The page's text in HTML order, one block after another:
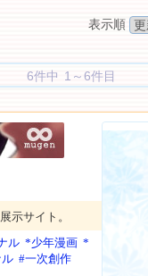
表示順
6件中 1～6件目
示サイト。
ル *少年漫画 *
#一次創作